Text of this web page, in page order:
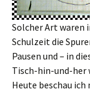
Solcher Art waren
Schulzeit die
Pausen und – in
Tisch-hin-und-her
Heute beschau